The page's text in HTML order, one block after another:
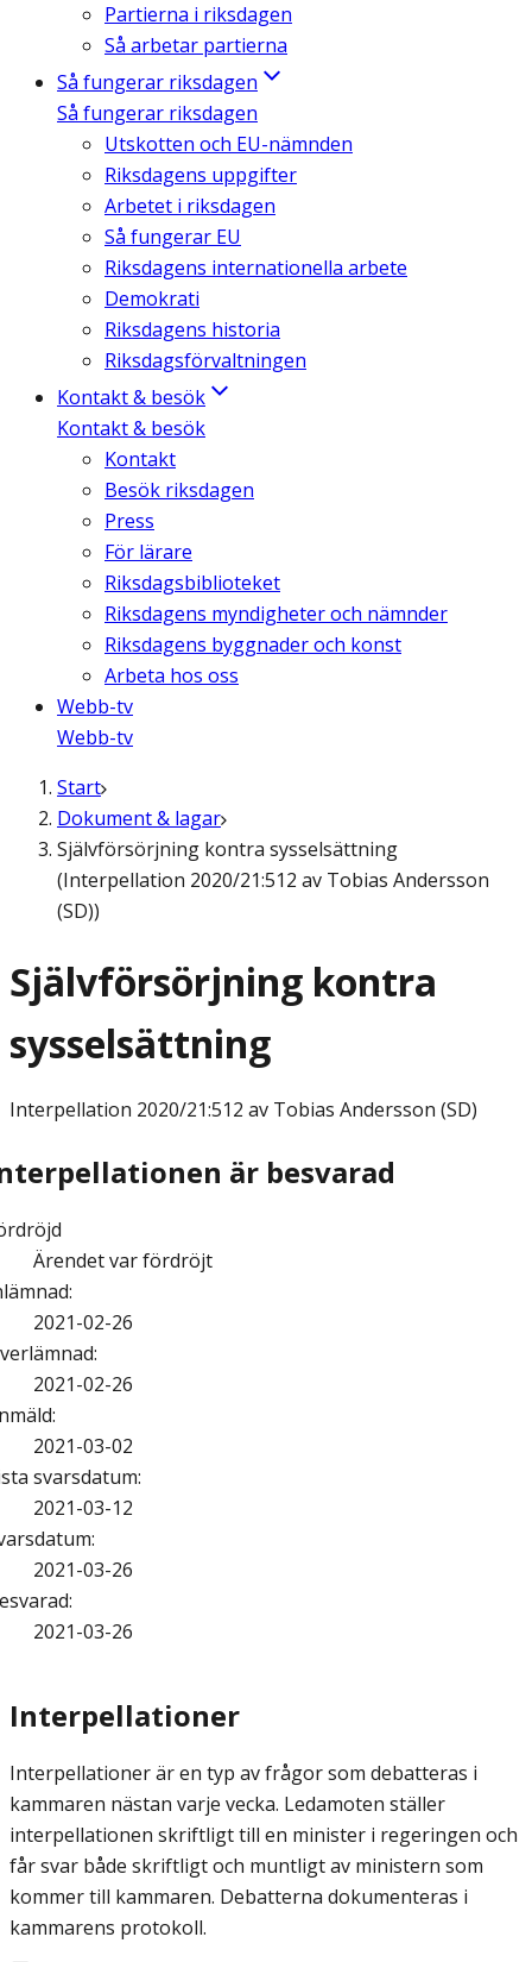
Partierna i riksdagen
Så arbetar partierna
Så fungerar riksdagen
Så fungerar riksdagen
Utskotten och EU-nämnden
Riksdagens uppgifter
Arbetet i riksdagen
Så fungerar EU
Riksdagens internationella arbete
Demokrati
Riksdagens historia
Riksdagsförvaltningen
Kontakt & besök
Kontakt & besök
Kontakt
Besök riksdagen
Press
För lärare
Riksdagsbiblioteket
Riksdagens myndigheter och nämnder
Riksdagens byggnader och konst
Arbeta hos oss
Webb-tv
Webb-tv
Start
Dokument & lagar
Självförsörjning kontra sysselsättning
(Interpellation 2020/21:512 av Tobias Andersson
(SD))
Självförsörjning kontra
sysselsättning
Interpellation 2020/21:512 av Tobias Andersson (SD)
är besvarad
Ärendet var fördröjt
:
2021-02-26
:
2021-02-26
:
2021-03-02
svarsdatum:
2021-03-12
:
2021-03-26
:
2021-03-26
Interpellationer
Interpellationer är en typ av frågor som debatteras i
kammaren nästan varje vecka. Ledamoten ställer
interpellationen skriftligt till en minister i regeringen och
får svar både skriftligt och muntligt av ministern som
kommer till kammaren. Debatterna dokumenteras i
kammarens protokoll.